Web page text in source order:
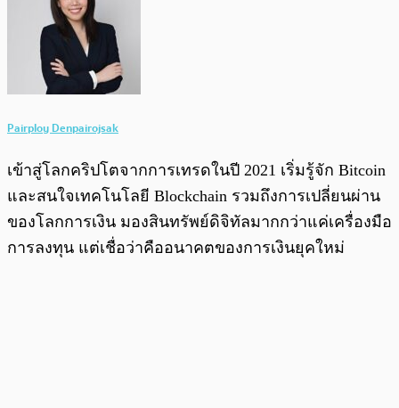
Pairploy Denpairojsak
เข้าสู่โลกคริปโตจากการเทรดในปี 2021 เริ่มรู้จัก Bitcoin
และสนใจเทคโนโลยี Blockchain รวมถึงการเปลี่ยนผ่าน
ของโลกการเงิน มองสินทรัพย์ดิจิทัลมากกว่าแค่เครื่องมือ
การลงทุน แต่เชื่อว่าคืออนาคตของการเงินยุคใหม่